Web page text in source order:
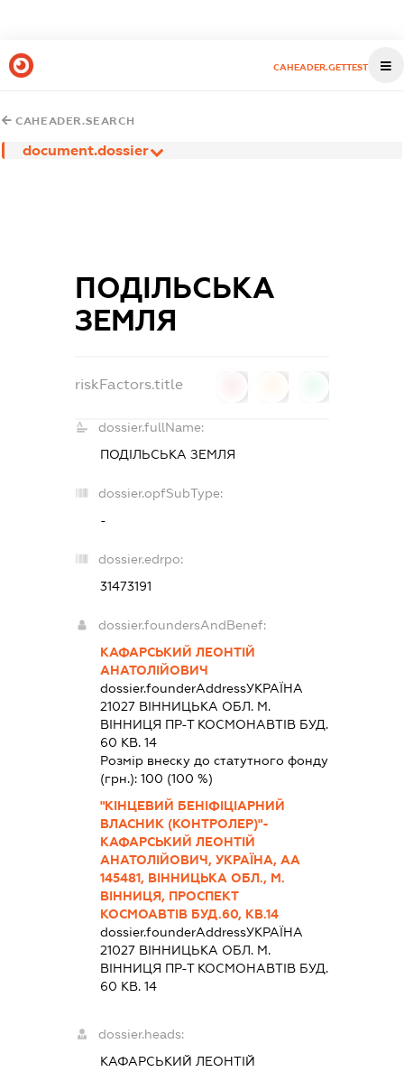
CAHEADER.GETTEST
CAHEADER.SEARCH
document.dossier
ПОДІЛЬСЬКА
ЗЕМЛЯ
riskFactors.title
dossier.fullName:
ПОДІЛЬСЬКА ЗЕМЛЯ
dossier.opfSubType:
-
dossier.edrpo:
31473191
dossier.foundersAndBenef:
КАФАРСЬКИЙ ЛЕОНТІЙ
АНАТОЛІЙОВИЧ
dossier.founderAddressУКРАЇНА
21027 ВIННИЦЬКА ОБЛ. М.
ВІННИЦЯ ПР-Т КОСМОНАВТІВ БУД.
60 КВ. 14
Розмір внеску до статутного фонду
(грн.):100 (100 %)
"КІНЦЕВИЙ БЕНІФІЦІАРНИЙ
ВЛАСНИК (КОНТРОЛЕР)"-
КАФАРСЬКИЙ ЛЕОНТІЙ
АНАТОЛІЙОВИЧ, УКРАЇНА, АА
145481, ВІННИЦЬКА ОБЛ., М.
ВІННИЦЯ, ПРОСПЕКТ
КОСМОАВТІВ БУД.60, КВ.14
dossier.founderAddressУКРАЇНА
21027 ВIННИЦЬКА ОБЛ. М.
ВІННИЦЯ ПР-Т КОСМОНАВТІВ БУД.
60 КВ. 14
dossier.heads:
КАФАРСЬКИЙ ЛЕОНТІЙ